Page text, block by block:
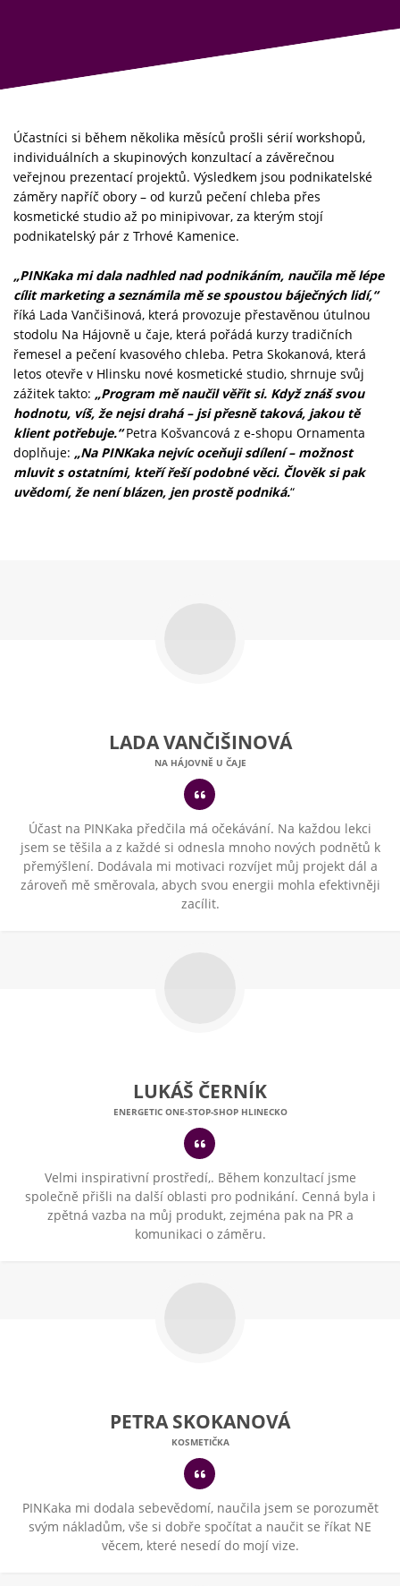
Účastníci si během několika měsíců prošli sérií workshopů,
individuálních a skupinových konzultací a závěrečnou
veřejnou prezentací projektů. Výsledkem jsou podnikatelské
záměry napříč obory – od kurzů pečení chleba přes
kosmetické studio až po minipivovar, za kterým stojí
podnikatelský pár z Trhové Kamenice.
„PINKaka mi dala nadhled nad podnikáním, naučila mě lépe
cílit marketing a seznámila mě se spoustou báječných lidí,“
říká Lada Vančišinová, která provozuje přestavěnou útulnou
stodolu Na Hájovně u čaje, která pořádá kurzy tradičních
řemesel a pečení kvasového chleba. Petra Skokanová, která
letos otevře v Hlinsku nové kosmetické studio, shrnuje svůj
zážitek takto: „Program mě naučil věřit si. Když znáš svou
hodnotu, víš, že nejsi drahá – jsi přesně taková, jakou tě
klient potřebuje.“Petra Košvancová z e-shopu Ornamenta
doplňuje: „Na PINKaka nejvíc oceňuji sdílení – možnost
mluvit s ostatními, kteří řeší podobné věci. Člověk si pak
uvědomí, že není blázen, jen prostě podniká.“
LADA VANČIŠINOVÁ
NA HÁJOVNĚ U ČAJE
Účast na PINKaka předčila má očekávání. Na každou lekci
jsem se těšila a z každé si odnesla mnoho nových podnětů k
přemýšlení. Dodávala mi motivaci rozvíjet můj projekt dál a
zároveň mě směrovala, abych svou energii mohla efektivněji
zacílit.
LUKÁŠ ČERNÍK
ENERGETIC ONE-STOP-SHOP HLINECKO
Velmi inspirativní prostředí,. Během konzultací jsme
společně přišli na další oblasti pro podnikání. Cenná byla i
zpětná vazba na můj produkt, zejména pak na PR a
komunikaci o záměru.
PETRA SKOKANOVÁ
KOSMETIČKA
PINKaka mi dodala sebevědomí, naučila jsem se porozumět
svým nákladům, vše si dobře spočítat a naučit se říkat NE
věcem, které nesedí do mojí vize.